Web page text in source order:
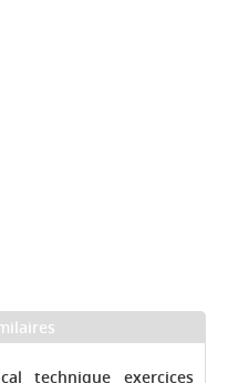
technique
exercices